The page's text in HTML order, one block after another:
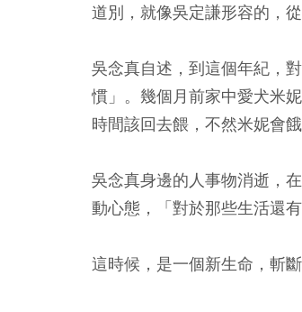
道別，就像吳定謙形容的，
吳念真自述，到這個年紀，
慣」。幾個月前家中愛犬米
時間該回去餵，不然米妮會餓
吳念真身邊的人事物消逝，
動心態，「對於那些生活還
這時候，是一個新生命，斬